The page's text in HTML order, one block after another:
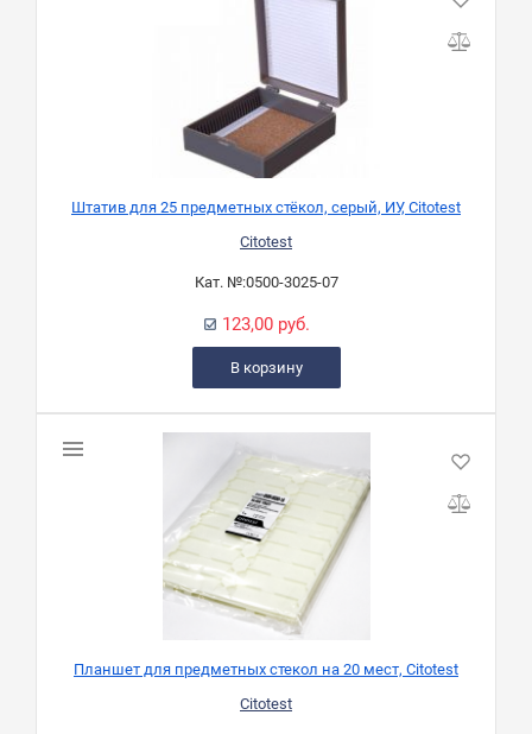
Штатив для 25 предметных стёкол, серый, ИУ, Citotest
Citotest
Кат. №:0500-3025-07
123,00 руб.
В корзину
Планшет для предметных стекол на 20 мест, Citotest
Citotest